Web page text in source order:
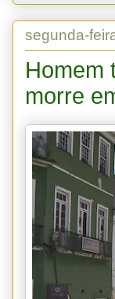
segunda-
Homem
morre